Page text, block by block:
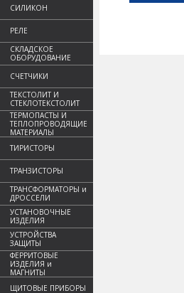
СИЛИКОН
РЕЛЕ
СКЛАДСКОЕ
ОБОРУДОВАНИЕ
СЧЕТЧИКИ
ТЕКСТОЛИТ И
СТЕКЛОТЕКСТОЛИТ
ТЕРМОПАСТЫ И
ТЕПЛОПРОВОДЯЩИЕ
МАТЕРИАЛЫ
ТИРИСТОРЫ
ТРАНЗИСТОРЫ
ТРАНСФОРМАТОРЫ и
ДРОССЕЛИ
УСТАНОВОЧНЫЕ
ИЗДЕЛИЯ
УСТРОЙСТВА
ЗАЩИТЫ
ФЕРРИТОВЫЕ
ИЗДЕЛИЯ и
МАГНИТЫ
ЩИТОВЫЕ ПРИБОРЫ